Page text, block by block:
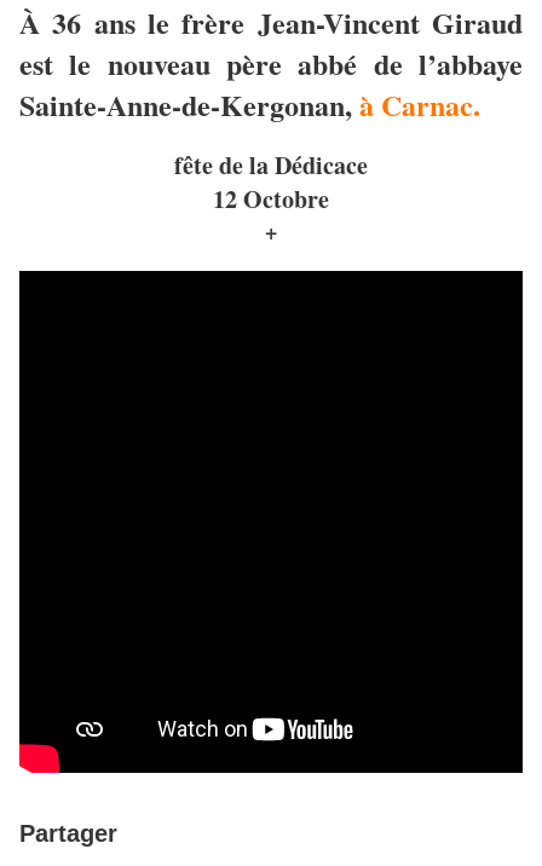
À 36 ans le frère Jean-Vincent Giraud
est le nouveau père abbé de l’abbaye
Sainte-Anne-de-Kergonan,à Carnac.
fête de la Dédicace
12 Octobre
+
Partager